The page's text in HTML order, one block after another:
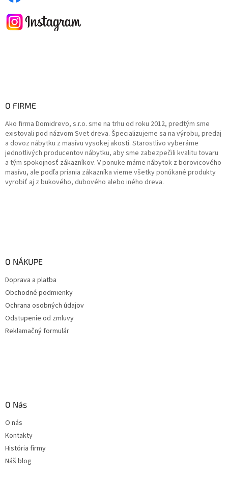
O FIRME
Ako firma Domidrevo, s.r.o. sme na trhu od roku 2012, predtým sme
existovali pod názvom Svet dreva. Špecializujeme sa na výrobu, predaj
a dovoz nábytku z masívu vysokej akosti. Starostlivo vyberáme
jednotlivých producentov nábytku, aby sme zabezpečili kvalitu tovaru
a tým spokojnosť zákazníkov. V ponuke máme nábytok z borovicového
masívu, ale podľa priania zákazníka vieme všetky ponúkané produkty
vyrobiť aj z bukového, dubového alebo iného dreva.
O NÁKUPE
Doprava a platba
Obchodné podmienky
Ochrana osobných údajov
Odstupenie od zmluvy
Reklamačný formulár
O Nás
O nás
Kontakty
História firmy
Náš blog